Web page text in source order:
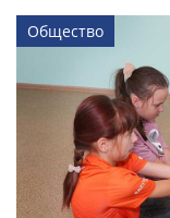
Общество